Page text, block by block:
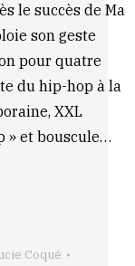
le succès de Ma
son geste
pour quatre
du hip-hop à la
XXL
» et bouscule…
Coqué